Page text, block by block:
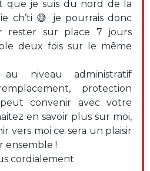
que je suis du nord de la
ch’ti 😅 je pourrais donc
rester sur place 7 jours
deux fois sur le même
niveau administratif
protection
convenir avec votre
en savoir plus sur moi,
vers moi ce sera un plaisir
ensemble !
cordialement